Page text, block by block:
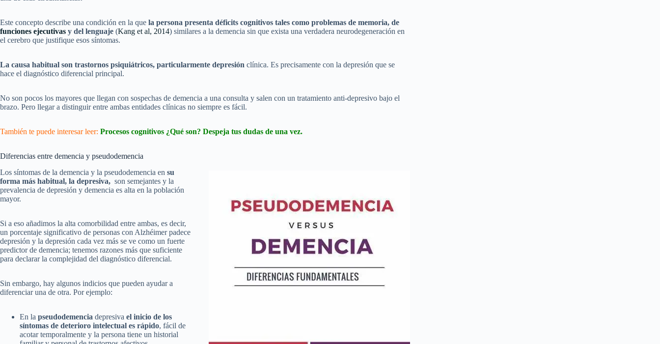
Este concepto describe una condición en la que la persona presenta déficits cognitivos tales como problemas de memoria, de
funciones ejecutivas y del lenguaje (Kang et al, 2014) similares a la demencia sin que exista una verdadera neurodegeneración en
el cerebro que justifique esos síntomas.
La causa habitual son trastornos psiquiátricos, particularmente depresión clínica. Es precisamente con la depresión que se
hace el diagnóstico diferencial principal.
No son pocos los mayores que llegan con sospechas de demencia a una consulta y salen con un tratamiento anti-depresivo bajo el
brazo. Pero llegar a distinguir entre ambas entidades clínicas no siempre es fácil.
También te puede interesar leer: Procesos cognitivos ¿Qué son? Despeja tus dudas de una vez.
Diferencias entre demencia y pseudodemencia
Los síntomas de la demencia y la pseudodemencia en su
forma más habitual, la depresiva, son semejantes y la
prevalencia de depresión y demencia es alta en la población
mayor.
Si a eso añadimos la alta comorbilidad entre ambas, es decir,
un porcentaje significativo de personas con Alzhéimer padece
depresión y la depresión cada vez más se ve como un fuerte
predictor de demencia; tenemos razones más que suficiente
para declarar la complejidad del diagnóstico diferencial.
Sin embargo, hay algunos indicios que pueden ayudar a
diferenciar una de otra. Por ejemplo:
En la pseudodemencia depresiva el inicio de los
síntomas de deterioro intelectual es rápido, fácil de
acotar temporalmente y la persona tiene un historial